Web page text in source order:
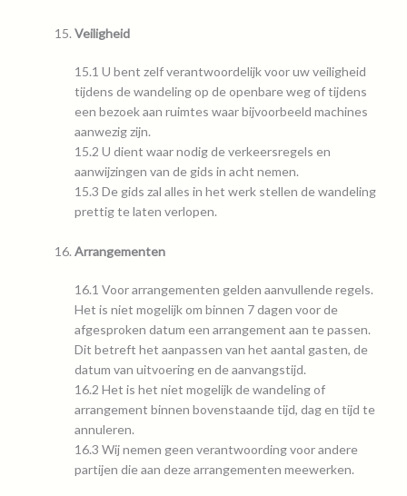
Veiligheid
15.1 U bent zelf verantwoordelijk voor uw veiligheid
tijdens de wandeling op de openbare weg of tijdens
een bezoek aan ruimtes waar bijvoorbeeld machines
aanwezig zijn.
15.2 U dient waar nodig de verkeersregels en
aanwijzingen van de gids in acht nemen.
15.3 De gids zal alles in het werk stellen de wandeling
prettig te laten verlopen.
Arrangementen
16.1 Voor arrangementen gelden aanvullende regels.
Het is niet mogelijk om binnen 7 dagen voor de
afgesproken datum een arrangement aan te passen.
Dit betreft het aanpassen van het aantal gasten, de
datum van uitvoering en de aanvangstijd.
16.2 Het is het niet mogelijk de wandeling of
arrangement binnen bovenstaande tijd, dag en tijd te
annuleren.
16.3 Wij nemen geen verantwoording voor andere
partijen die aan deze arrangementen meewerken.